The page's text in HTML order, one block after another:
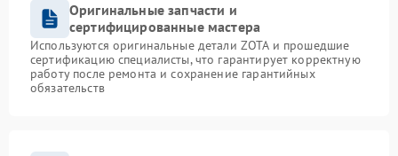
Оригинальные запчасти и
сертифицированные мастера
Используются оригинальные детали ZOTA и прошедшие
сертификацию специалисты, что гарантирует корректную
работу после ремонта и сохранение гарантийных
обязательств